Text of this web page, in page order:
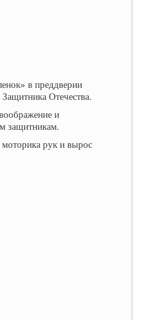
в преддверии
Отечества.
и
защитникам.
рук и вырос